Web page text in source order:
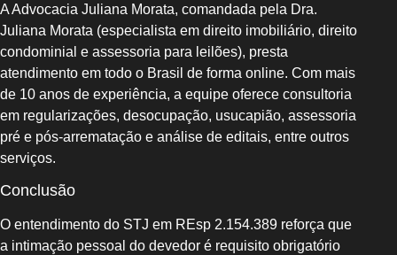
A Advocacia Juliana Morata, comandada pela Dra.
Juliana Morata (especialista em direito imobiliário, direito
condominial e assessoria para leilões), presta
atendimento em todo o Brasil de forma online. Com mais
de 10 anos de experiência, a equipe oferece consultoria
em regularizações, desocupação, usucapião, assessoria
pré e pós‑arrematação e análise de editais, entre outros
serviços.
Conclusão
O entendimento do STJ em REsp 2.154.389 reforça que
a intimação pessoal do devedor é requisito obrigatório